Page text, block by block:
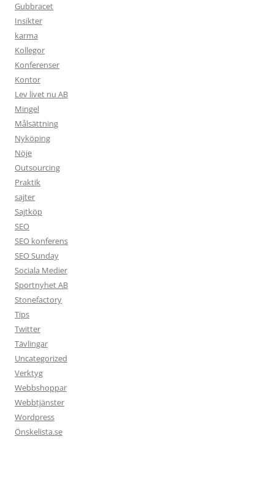
Gubbracet
Insikter
karma
Kollegor
Konferenser
Kontor
Lev livet nu AB
Mingel
Målsättning
Nyköping
Nöje
Outsourcing
Praktik
sajter
Sajtköp
SEO
SEO konferens
SEO Sunday
Sociala Medier
Sportnyhet AB
Stonefactory
Tips
Twitter
Tävlingar
Uncategorized
Verktyg
Webbshoppar
Webbtjänster
Wordpress
Önskelista.se